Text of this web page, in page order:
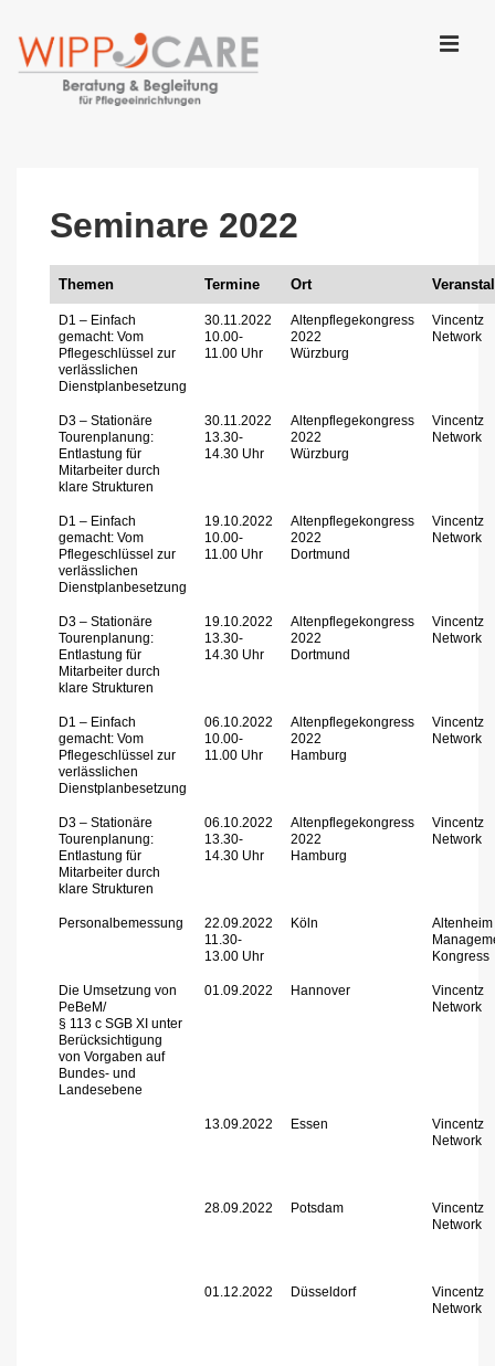
Zum
Inhalt
Seminare 2022
Themen Termine Ort
D1 – Einfach
gemacht: Vom
Pflegeschlüssel zur
verlässlichen
Dienstplanbesetzung
30.11.2022
10.00-
11.00 Uhr
Altenpflegekongress
2022
Würzburg
Vincentz
Network
D3 – Stationäre
Tourenplanung:
Entlastung für
Mitarbeiter durch
klare Strukturen
30.11.2022
13.30-
14.30 Uhr
Altenpflegekongress
2022
Würzburg
Vincentz
Network
D1 – Einfach
gemacht: Vom
Pflegeschlüssel zur
verlässlichen
Dienstplanbesetzung
19.10.2022
10.00-
11.00 Uhr
Altenpflegekongress
2022
Dortmund
Vincentz
Network
D3 – Stationäre
Tourenplanung:
Entlastung für
Mitarbeiter durch
klare Strukturen
19.10.2022
13.30-
14.30 Uhr
Altenpflegekongress
2022
Dortmund
Vincentz
Network
D1 – Einfach
gemacht: Vom
Pflegeschlüssel zur
verlässlichen
Dienstplanbesetzung
06.10.2022
10.00-
11.00 Uhr
Altenpflegekongress
2022
Hamburg
Vincentz
Network
D3 – Stationäre
Tourenplanung:
Entlastung für
Mitarbeiter durch
klare Strukturen
06.10.2022
13.30-
14.30 Uhr
Altenpflegekongress
2022
Hamburg
Vincentz
Network
Personalbemessung
22.09.2022
11.30-
13.00 Uhr
Köln
Altenheim
Kongress
Die Umsetzung von
PeBeM/
§ 113 c SGB XI unter
Berücksichtigung
von Vorgaben auf
Bundes- und
Landesebene
01.09.2022 Hannover
Vincentz
Network
13.09.2022 Essen
Vincentz
Network
28.09.2022 Potsdam
Vincentz
Network
01.12.2022 Düsseldorf
Vincentz
Network